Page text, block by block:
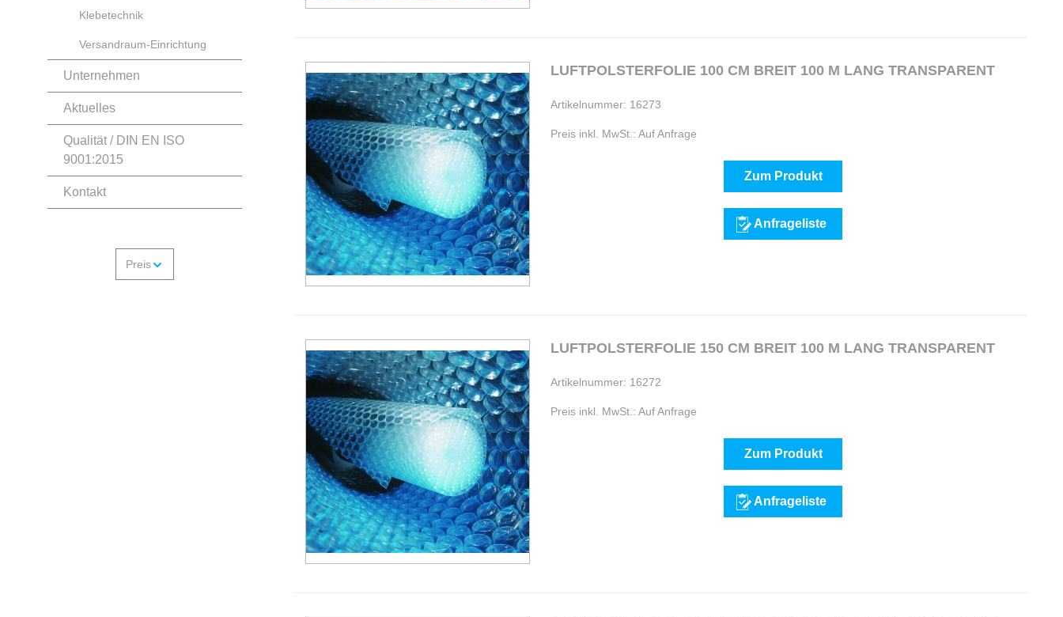
Klebetechnik
Versandraum-Einrichtung
Unternehmen
Aktuelles
Qualität / DIN EN ISO
9001:2015
Kontakt
Preis
LUFTPOLSTERFOLIE 100 CM BREIT 100 M LANG TRANSPARENT
Artikelnummer: 16273
Preis inkl. MwSt.: Auf Anfrage
Zum Produkt
Anfrageliste
LUFTPOLSTERFOLIE 150 CM BREIT 100 M LANG TRANSPARENT
Artikelnummer: 16272
Preis inkl. MwSt.: Auf Anfrage
Zum Produkt
Anfrageliste